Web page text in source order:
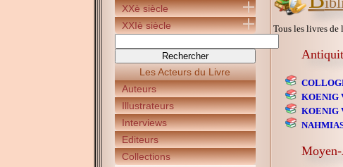
XXè siècle
XXIè siècle
Les Acteurs du Livre
Auteurs
Illustrateurs
Interviews
Editeurs
Collections
Tous les livres de
KOENIG
KOENIG